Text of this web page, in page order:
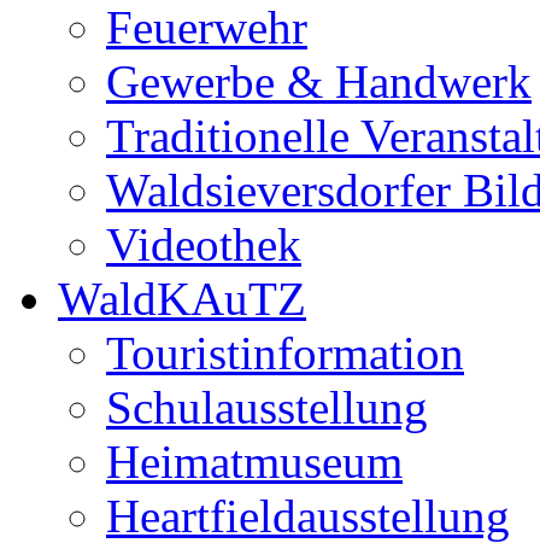
Feuerwehr
Gewerbe & Handwerk
Traditionelle
Waldsieversdorfer
Videothek
WaldKAuTZ
Touristinformation
Schulausstellung
Heimatmuseum
Heartfieldausstellung